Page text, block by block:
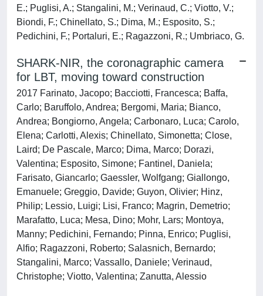
E.; Puglisi, A.; Stangalini, M.; Verinaud, C.; Viotto, V.;
Biondi, F.; Chinellato, S.; Dima, M.; Esposito, S.;
Pedichini, F.; Portaluri, E.; Ragazzoni, R.; Umbriaco, G.
SHARK-NIR, the coronagraphic camera
for LBT, moving toward construction
2017 Farinato, Jacopo; Bacciotti, Francesca; Baffa,
Carlo; Baruffolo, Andrea; Bergomi, Maria; Bianco,
Andrea; Bongiorno, Angela; Carbonaro, Luca; Carolo,
Elena; Carlotti, Alexis; Chinellato, Simonetta; Close,
Laird; De Pascale, Marco; Dima, Marco; Dorazi,
Valentina; Esposito, Simone; Fantinel, Daniela;
Farisato, Giancarlo; Gaessler, Wolfgang; Giallongo,
Emanuele; Greggio, Davide; Guyon, Olivier; Hinz,
Philip; Lessio, Luigi; Lisi, Franco; Magrin, Demetrio;
Marafatto, Luca; Mesa, Dino; Mohr, Lars; Montoya,
Manny; Pedichini, Fernando; Pinna, Enrico; Puglisi,
Alfio; Ragazzoni, Roberto; Salasnich, Bernardo;
Stangalini, Marco; Vassallo, Daniele; Verinaud,
Christophe; Viotto, Valentina; Zanutta, Alessio